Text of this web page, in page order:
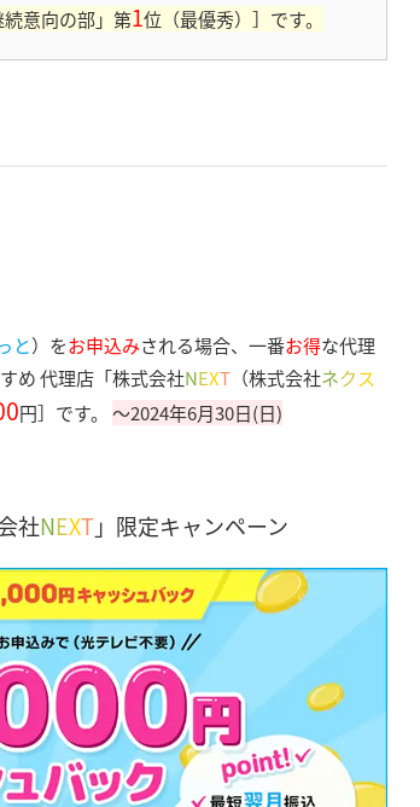
意向の部」第1位（最優秀）］です。
と）をお申込みされる場合、一番お得な代理
め 代理店「株式会社NEXT （株式会社ネクス
円］です。 〜2024年6月30日(日)
社NEXT」限定キャンペーン